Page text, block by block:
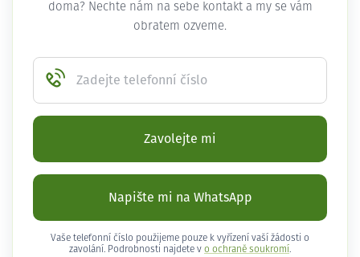
doma? Nechte nám na sebe kontakt a my se vám
obratem ozveme.
Zadejte telefonní číslo
Zavolejte mi
Napište mi na WhatsApp
Vaše telefonní číslo použijeme pouze k vyřízení vaší žádosti o
zavolání. Podrobnosti najdete v o ochraně soukromí .